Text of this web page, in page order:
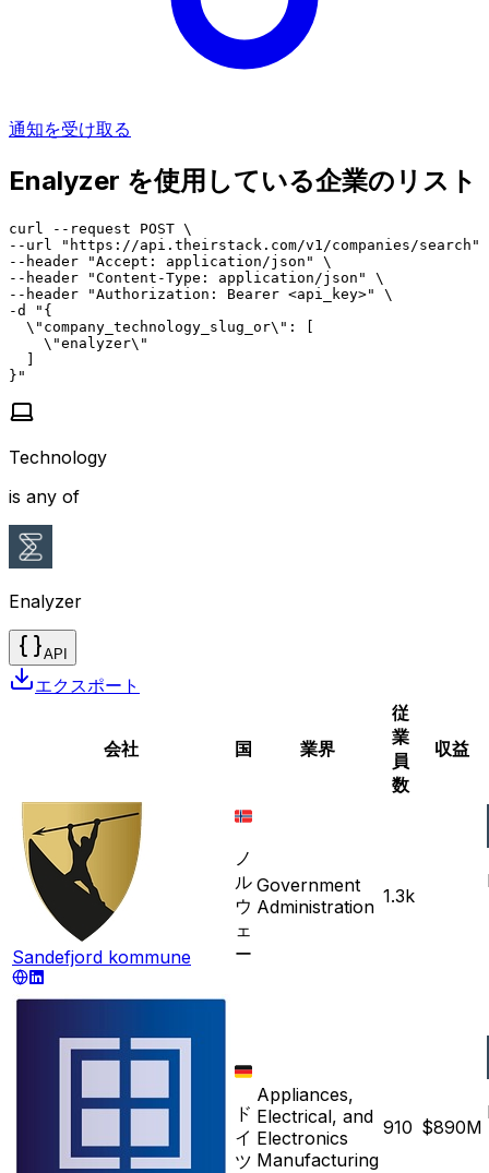
通知を受け取る
Enalyzer を使用している企業のリスト
curl --request POST \
--url "https://api.theirstack.com/v1/companies/search"
--header "Accept: application/json" \
--header "Content-Type: application/json" \
--header "Authorization: Bearer <api_key>" \
-d "{
  \"company_technology_slug_or\": [
    \"enalyzer\"
  ]
}"
Technology
is any of
Enalyzer
API
エクスポート
会社 国 業界
従
業
員
数
収益
Sandefjord kommune
ノ
ル
ウ
ェ
ー
Government
Administration 1.3k
ド
イ
ツ
Appliances,
Electrical, and
Electronics
Manufacturing
910 $890M